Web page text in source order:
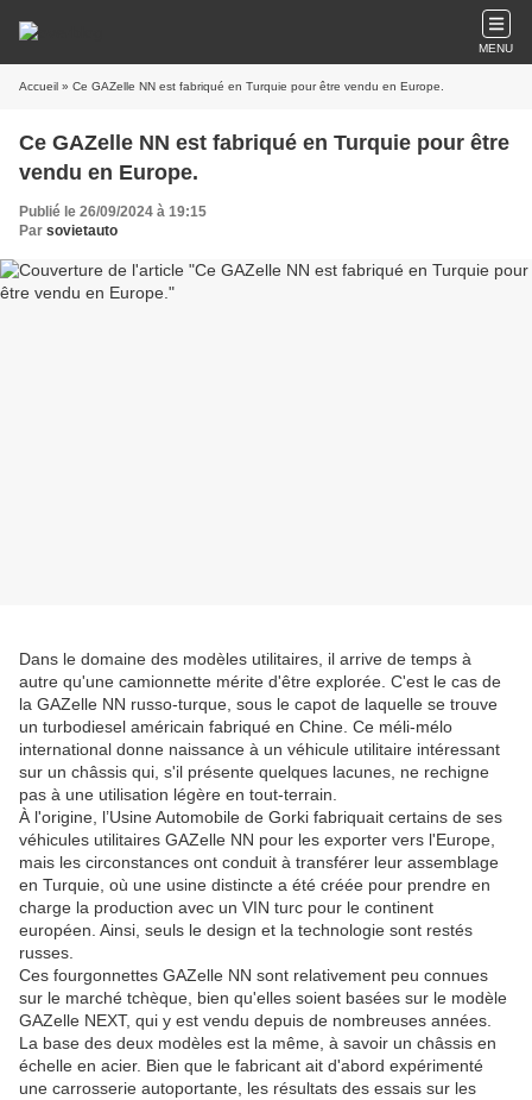
MENU
Accueil » Ce GAZelle NN est fabriqué en Turquie pour être vendu en Europe.
Ce GAZelle NN est fabriqué en Turquie pour être
vendu en Europe.
Publié le 26/09/2024 à 19:15
Par sovietauto
Dans le domaine des modèles utilitaires, il arrive de temps à
autre qu'une camionnette mérite d'être explorée. C'est le cas de
la GAZelle NN russo-turque, sous le capot de laquelle se trouve
un turbodiesel américain fabriqué en Chine. Ce méli-mélo
international donne naissance à un véhicule utilitaire intéressant
sur un châssis qui, s'il présente quelques lacunes, ne rechigne
pas à une utilisation légère en tout-terrain.
À l'origine, l’Usine Automobile de Gorki fabriquait certains de ses
véhicules utilitaires GAZelle NN pour les exporter vers l'Europe,
mais les circonstances ont conduit à transférer leur assemblage
en Turquie, où une usine distincte a été créée pour prendre en
charge la production avec un VIN turc pour le continent
européen. Ainsi, seuls le design et la technologie sont restés
russes.
Ces fourgonnettes GAZelle NN sont relativement peu connues
sur le marché tchèque, bien qu'elles soient basées sur le modèle
GAZelle NEXT, qui y est vendu depuis de nombreuses années.
La base des deux modèles est la même, à savoir un châssis en
échelle en acier. Bien que le fabricant ait d'abord expérimenté
une carrosserie autoportante, les résultats des essais sur les